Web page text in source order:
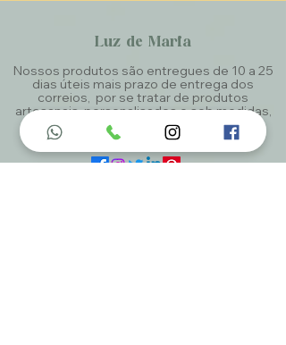
Luz de Maria
Nossos produtos são entregues de 10 a 25
dias úteis mais prazo de entrega dos
correios, por se tratar de produtos
artesanais personalisados e sob medidas,
estando especificados em cada Página.